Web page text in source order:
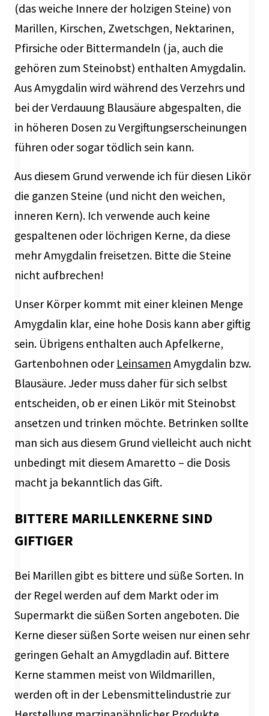
(das weiche Innere der holzigen Steine) von
Marillen, Kirschen, Zwetschgen, Nektarinen,
Pfirsiche oder Bittermandeln (ja, auch die
gehören zum Steinobst) enthalten Amygdalin.
Aus Amygdalin wird während des Verzehrs und
bei der Verdauung Blausäure abgespalten, die
in höheren Dosen zu Vergiftungserscheinungen
führen oder sogar tödlich sein kann.
Aus diesem Grund verwende ich für diesen Likör
die ganzen Steine (und nicht den weichen,
inneren Kern). Ich verwende auch keine
gespaltenen oder löchrigen Kerne, da diese
mehr Amygdalin freisetzen. Bitte die Steine
nicht aufbrechen!
Unser Körper kommt mit einer kleinen Menge
Amygdalin klar, eine hohe Dosis kann aber giftig
sein. Übrigens enthalten auch Apfelkerne,
Gartenbohnen oder Leinsamen Amygdalin bzw.
Blausäure. Jeder muss daher für sich selbst
entscheiden, ob er einen Likör mit Steinobst
ansetzen und trinken möchte. Betrinken sollte
man sich aus diesem Grund vielleicht auch nicht
unbedingt mit diesem Amaretto – die Dosis
macht ja bekanntlich das Gift.
BITTERE MARILLENKERNE SIND
GIFTIGER
Bei Marillen gibt es bittere und süße Sorten. In
der Regel werden auf dem Markt oder im
Supermarkt die süßen Sorten angeboten. Die
Kerne dieser süßen Sorte weisen nur einen sehr
geringen Gehalt an Amygdladin auf. Bittere
Kerne stammen meist von Wildmarillen,
werden oft in der Lebensmittelindustrie zur